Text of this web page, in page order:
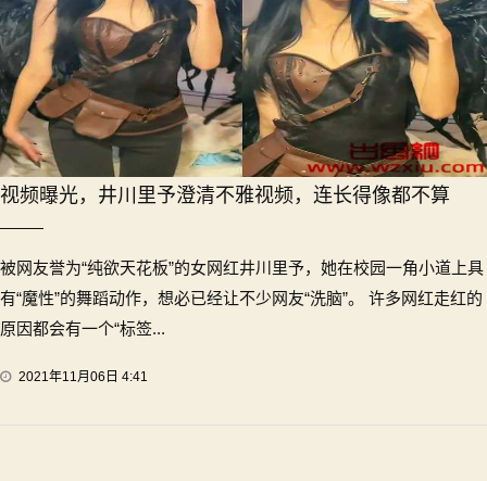
视频曝光，井川里予澄清不雅视频，连长得像都不算
被网友誉为“纯欲天花板”的女网红井川里予，她在校园一角小道上具
有“魔性”的舞蹈动作，想必已经让不少网友“洗脑”。 许多网红走红的
原因都会有一个“标签...
2021年11月06日 4:41